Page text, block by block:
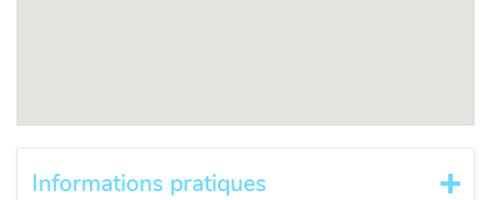
Informations pratiques